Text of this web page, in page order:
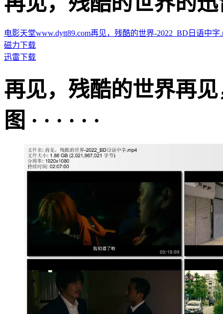
电影天堂www.dytt89.com再见，残酷的世界-2022_BD日语中字
磁力下载
迅雷下载
再见，残酷的世界再
图 · · · · · ·